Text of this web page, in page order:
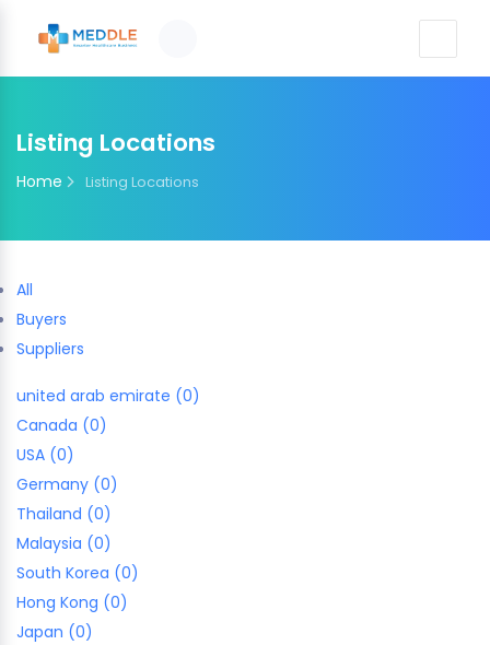
Listing Locations
Home Listing Locations
All
Buyers
Suppliers
united arab emirate (0)
Canada (0)
USA (0)
Germany (0)
Thailand (0)
Malaysia (0)
South Korea (0)
Hong Kong (0)
Japan (0)